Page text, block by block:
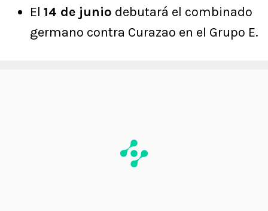
El 14 de junio debutará el combinado
germano contra Curazao en el Grupo E.